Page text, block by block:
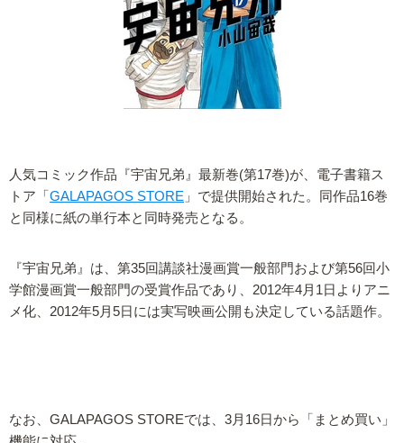
人気コミック作品『宇宙兄弟』最新巻(第17巻)が、電子書籍ス
トア「 GALAPAGOS STORE 」で提供開始された。同作品16巻
と同様に紙の単行本と同時発売となる。
『宇宙兄弟』は、第35回講談社漫画賞一般部門および第56回小
学館漫画賞一般部門の受賞作品であり、2012年4月1日よりアニ
メ化、2012年5月5日には実写映画公開も決定している話題作。
なお、GALAPAGOS STOREでは、3月16日から「まとめ買い」